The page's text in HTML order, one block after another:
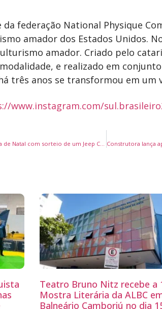
federação National Physique
amador dos Estados Unidos.
amador. Criado pelo
e realizado em
três anos se transformou em
www.instagram.com/
Teatro Bruno Nitz recebe a
Mostra Literária da ALBC
Balneário Camboriú no dia